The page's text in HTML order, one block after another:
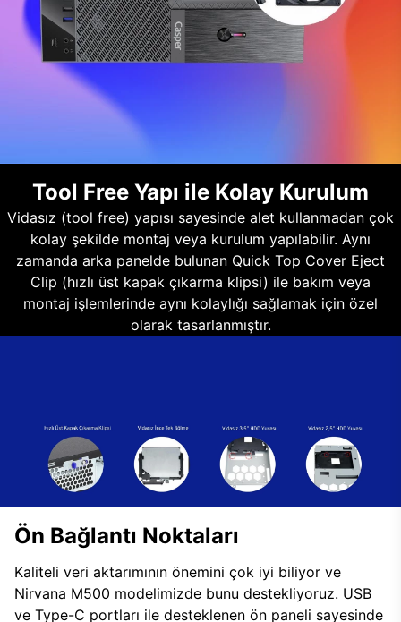
Tool Free Yapı ile Kolay Kurulum
Vidasız (tool free) yapısı sayesinde alet kullanmadan çok
kolay şekilde montaj veya kurulum yapılabilir. Aynı
zamanda arka panelde bulunan Quick Top Cover Eject
Clip (hızlı üst kapak çıkarma klipsi) ile bakım veya
montaj işlemlerinde aynı kolaylığı sağlamak için özel
olarak tasarlanmıştır.
Ön Bağlantı Noktaları
Kaliteli veri aktarımının önemini çok iyi biliyor ve
Nirvana M500 modelimizde bunu destekliyoruz. USB
ve Type-C portları ile desteklenen ön paneli sayesinde